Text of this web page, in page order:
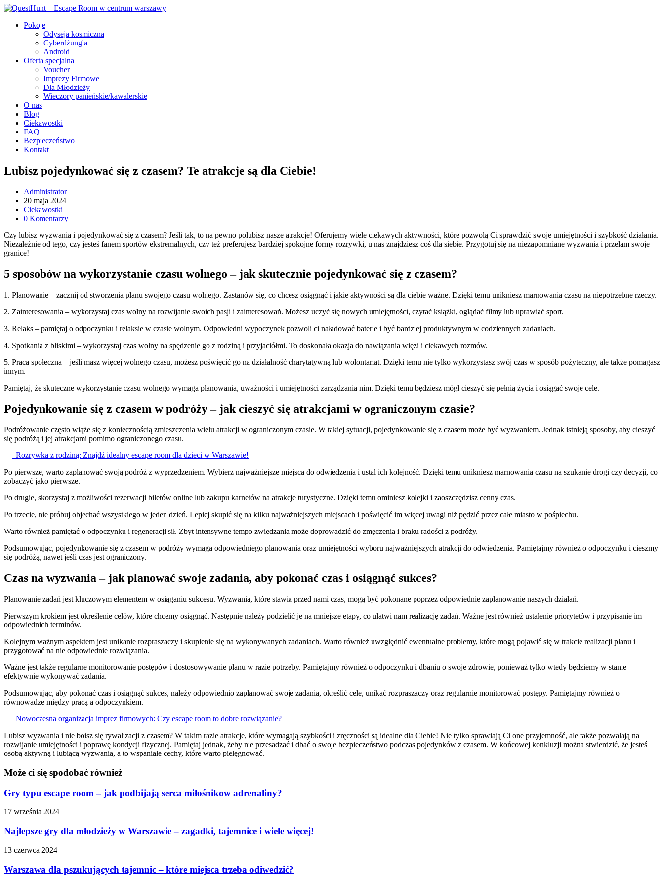
Pokoje
Odyseja kosmiczna
Cyberdżungla
Android
Oferta specjalna
Voucher
Imprezy Firmowe
Dla Młodzieży
Wieczory panieńskie/kawalerskie
O nas
Blog
Ciekawostki
FAQ
Bezpieczeństwo
Kontakt
Lubisz pojedynkować się z czasem? Te atrakcje są dla Ciebie!
Administrator
20 maja 2024
Ciekawostki
0 Komentarzy
Czy lubisz wyzwania i pojedynkować się z czasem? Jeśli tak, to na pewno polubisz nasze atrakcje! Oferujemy wiele ciekawych aktywności, które pozwolą Ci sprawdzić swoje umiejętności i szybkość działania.
Niezależnie od tego, czy jesteś fanem sportów ekstremalnych, czy też preferujesz bardziej spokojne formy rozrywki, u nas znajdziesz coś dla siebie. Przygotuj się na niezapomniane wyzwania i przełam swoje
granice!
5 sposobów na wykorzystanie czasu wolnego – jak skutecznie pojedynkować się z czasem?
1. Planowanie – zacznij od stworzenia planu swojego czasu wolnego. Zastanów się, co chcesz osiągnąć i jakie aktywności są dla ciebie ważne. Dzięki temu unikniesz marnowania czasu na niepotrzebne rzeczy.
2. Zainteresowania – wykorzystaj czas wolny na rozwijanie swoich pasji i zainteresowań. Możesz uczyć się nowych umiejętności, czytać książki, oglądać filmy lub uprawiać sport.
3. Relaks – pamiętaj o odpoczynku i relaksie w czasie wolnym. Odpowiedni wypoczynek pozwoli ci naładować baterie i być bardziej produktywnym w codziennych zadaniach.
4. Spotkania z bliskimi – wykorzystaj czas wolny na spędzenie go z rodziną i przyjaciółmi. To doskonała okazja do nawiązania więzi i ciekawych rozmów.
5. Praca społeczna – jeśli masz więcej wolnego czasu, możesz poświęcić go na działalność charytatywną lub wolontariat. Dzięki temu nie tylko wykorzystasz swój czas w sposób pożyteczny, ale także pomagasz
innym.
Pamiętaj, że skuteczne wykorzystanie czasu wolnego wymaga planowania, uważności i umiejętności zarządzania nim. Dzięki temu będziesz mógł cieszyć się pełnią życia i osiągać swoje cele.
Pojedynkowanie się z czasem w podróży – jak cieszyć się atrakcjami w ograniczonym czasie?
Podróżowanie często wiąże się z koniecznością zmieszczenia wielu atrakcji w ograniczonym czasie. W takiej sytuacji, pojedynkowanie się z czasem może być wyzwaniem. Jednak istnieją sposoby, aby cieszyć
się podróżą i jej atrakcjami pomimo ograniczonego czasu.
Rozrywka z rodziną: Znajdź idealny escape room dla dzieci w Warszawie!
Po pierwsze, warto zaplanować swoją podróż z wyprzedzeniem. Wybierz najważniejsze miejsca do odwiedzenia i ustal ich kolejność. Dzięki temu unikniesz marnowania czasu na szukanie drogi czy decyzji, co
zobaczyć jako pierwsze.
Po drugie, skorzystaj z możliwości rezerwacji biletów online lub zakupu karnetów na atrakcje turystyczne. Dzięki temu ominiesz kolejki i zaoszczędzisz cenny czas.
Po trzecie, nie próbuj objechać wszystkiego w jeden dzień. Lepiej skupić się na kilku najważniejszych miejscach i poświęcić im więcej uwagi niż pędzić przez całe miasto w pośpiechu.
Warto również pamiętać o odpoczynku i regeneracji sił. Zbyt intensywne tempo zwiedzania może doprowadzić do zmęczenia i braku radości z podróży.
Podsumowując, pojedynkowanie się z czasem w podróży wymaga odpowiedniego planowania oraz umiejętności wyboru najważniejszych atrakcji do odwiedzenia. Pamiętajmy również o odpoczynku i cieszmy
się podróżą, nawet jeśli czas jest ograniczony.
Czas na wyzwania – jak planować swoje zadania, aby pokonać czas i osiągnąć sukces?
Planowanie zadań jest kluczowym elementem w osiąganiu sukcesu. Wyzwania, które stawia przed nami czas, mogą być pokonane poprzez odpowiednie zaplanowanie naszych działań.
Pierwszym krokiem jest określenie celów, które chcemy osiągnąć. Następnie należy podzielić je na mniejsze etapy, co ułatwi nam realizację zadań. Ważne jest również ustalenie priorytetów i przypisanie im
odpowiednich terminów.
Kolejnym ważnym aspektem jest unikanie rozpraszaczy i skupienie się na wykonywanych zadaniach. Warto również uwzględnić ewentualne problemy, które mogą pojawić się w trakcie realizacji planu i
przygotować na nie odpowiednie rozwiązania.
Ważne jest także regularne monitorowanie postępów i dostosowywanie planu w razie potrzeby. Pamiętajmy również o odpoczynku i dbaniu o swoje zdrowie, ponieważ tylko wtedy będziemy w stanie
efektywnie wykonywać zadania.
Podsumowując, aby pokonać czas i osiągnąć sukces, należy odpowiednio zaplanować swoje zadania, określić cele, unikać rozpraszaczy oraz regularnie monitorować postępy. Pamiętajmy również o
równowadze między pracą a odpoczynkiem.
Nowoczesna organizacja imprez firmowych: Czy escape room to dobre rozwiązanie?
Lubisz wyzwania i nie boisz się rywalizacji z czasem? W takim razie atrakcje, które wymagają szybkości i zręczności są idealne dla Ciebie! Nie tylko sprawiają Ci one przyjemność, ale także pozwalają na
rozwijanie umiejętności i poprawę kondycji fizycznej. Pamiętaj jednak, żeby nie przesadzać i dbać o swoje bezpieczeństwo podczas pojedynków z czasem. W końcowej konkluzji można stwierdzić, że jesteś
osobą aktywną i lubiącą wyzwania, a to wspaniałe cechy, które warto pielęgnować.
Może ci się spodobać również
Gry typu escape room – jak podbijają serca miłośnikow adrenaliny?
17 września 2024
Najlepsze gry dla młodzieży w Warszawie – zagadki, tajemnice i wiele więcej!
13 czerwca 2024
Warszawa dla pszukujących tajemnic – które miejsca trzeba odiwedzić?